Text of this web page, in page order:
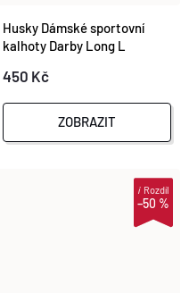
Husky Dámské sportovní
kalhoty Darby Long L
450 Kč
ZOBRAZIT
–50 %
iRozdíl